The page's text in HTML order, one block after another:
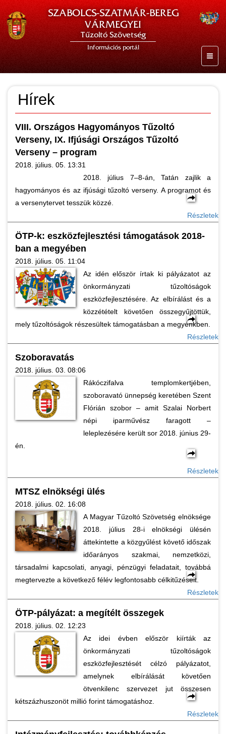
SZABOLCS-SZATMÁR-BEREG
VÁRMEGYEI
Tűzoltó Szövetség
Információs portál
Hírek
VIII. Országos Hagyományos Tűzoltó
Verseny, IX. Ifjúsági Országos Tűzoltó
Verseny – program
2018. július. 05. 13:31
2018. július 7–8-án, Tatán zajlik a
hagyományos és az ifjúsági tűzoltó verseny. A programot és
a versenytervet tesszük közzé.
Részletek
ÖTP-k: eszközfejlesztési támogatások 2018-
ban a megyében
2018. július. 05. 11:04
Az idén először írtak ki pályázatot az
önkormányzati tűzoltóságok
eszközfejlesztésére. Az elbírálást és a
közzétételt követően összegyűjtöttük,
mely tűzoltóságok részesültek támogatásban a megyénkben.
Részletek
Szoboravatás
2018. július. 03. 08:06
Rákóczifalva templomkertjében,
szoboravató ünnepség keretében Szent
Flórián szobor – amit Szalai Norbert
népi iparművész faragott –
leleplezésére került sor 2018. június 29-
én.
Részletek
MTSZ elnökségi ülés
2018. július. 02. 16:08
A Magyar Tűzoltó Szövetség elnöksége
2018. július 28-i elnökségi ülésén
áttekintette a közgyűlést követő időszak
időarányos szakmai, nemzetközi,
társadalmi kapcsolati, anyagi, pénzügyi feladatait, továbbá
megtervezte a következő félév legfontosabb célkitűzéseit.
Részletek
ÖTP-pályázat: a megítélt összegek
2018. július. 02. 12:23
Az idei évben először kiírták az
önkormányzati tűzoltóságok
eszközfejlesztését célzó pályázatot,
amelynek elbírálását követően
ötvenkilenc szervezet jut összesen
kétszázhuszonöt millió forint támogatáshoz.
Részletek